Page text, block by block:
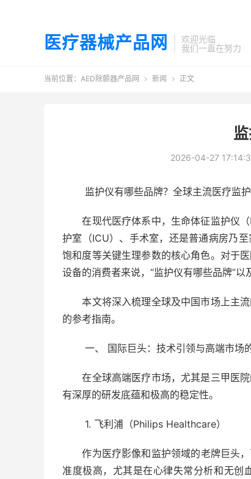
医疗器械产品网
欢迎光临
我们一直在努力
当前位置： AED除颤器产品网  新闻  正文
2026-04-27
监护仪有哪些品牌？全球主流医疗监护
在现代医疗体系中，生命体征监护仪（
护室（ICU）、手术室，还是普通病房乃
饱和度等关键生理参数的核心角色。对于
设备的消费者来说，“监护仪有哪些品牌”以
本文将深入梳理全球及中国市场上主流
的参考指南。
一、 国际巨头：技术引领与高端市场
在全球高端医疗市场，尤其是三甲医院
有深厚的研发底蕴和极高的稳定性。
1. 飞利浦（Philips Healthcare）
作为医疗影像和监护领域的老牌巨头，
准度极高，尤其是在心律失常分析和无创